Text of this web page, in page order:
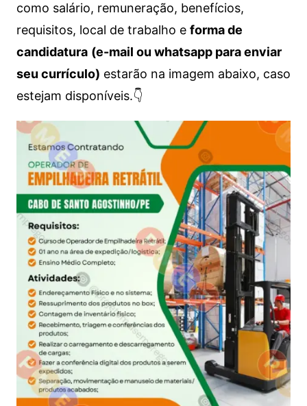
como salário, remuneração, benefícios,
requisitos, local de trabalho e forma de
candidatura (e-mail ou whatsapp para enviar
seu currículo) estarão na imagem abaixo, caso
estejam disponíveis.👇